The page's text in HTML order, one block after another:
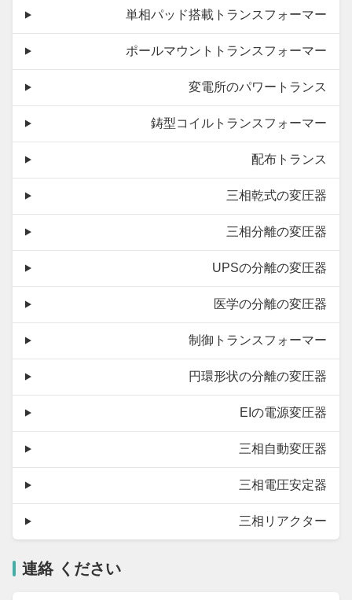
単相パッド搭載トランスフォーマー
ポールマウントトランスフォーマー
変電所のパワートランス
鋳型コイルトランスフォーマー
配布トランス
三相乾式の変圧器
三相分離の変圧器
UPSの分離の変圧器
医学の分離の変圧器
制御トランスフォーマー
円環形状の分離の変圧器
EIの電源変圧器
三相自動変圧器
三相電圧安定器
三相リアクター
連絡 ください